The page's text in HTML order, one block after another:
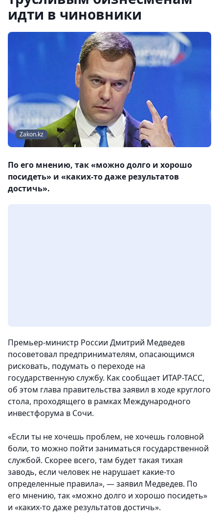
идти в чиновники
Zakon.kz
По его мнению, так «можно долго и хорошо
посидеть» и «каких-то даже результатов
достичь».
Премьер-министр России Дмитрий Медведев
посоветовал предпринимателям, опасающимся
рисковать, подумать о переходе на
государственную службу. Как сообщает ИТАР-ТАСС,
об этом глава правительства заявил в ходе круглого
стола, проходящего в рамках Международного
инвестфорума в Сочи.
«Если ты не хочешь проблем, не хочешь головной
боли, то можно пойти заниматься государственной
службой. Скорее всего, там будет такая тихая
заводь, если человек не нарушает какие-то
определенные правила», — заявил Медведев. По
его мнению, так «можно долго и хорошо посидеть»
и «каких-то даже результатов достичь».